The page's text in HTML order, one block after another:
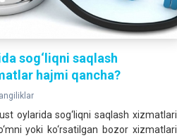
sog‘liqni saqlash
hajmi qancha?
oylarida sog‘liqni saqlash xizmatlari
yoki ko‘rsatilgan bozor xizmatlari